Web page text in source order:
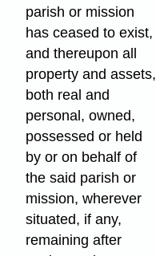
parish or mission
has ceased to exist,
and thereupon all
property and assets,
both real and
personal, owned,
possessed or held
by or on behalf of
the said parish or
mission, wherever
situated, if any,
remaining after